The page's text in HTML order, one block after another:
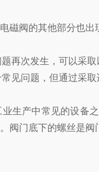
磁阀的其他部分也
再次发生，可以采
见问题，但通过采
生产中常见的设备
阀门底下的螺丝是